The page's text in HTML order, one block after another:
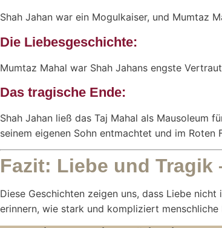
Shah Jahan war ein Mogulkaiser, und Mumtaz
Die Liebesgeschichte:
Mumtaz Mahal war Shah Jahans engste
Das tragische Ende:
Shah Jahan ließ das Taj Mahal als Mausoleum
seinem eigenen Sohn entmachtet und im
Fazit: Liebe und
Diese Geschichten zeigen uns, dass Liebe
erinnern, wie stark und kompliziert menschliche